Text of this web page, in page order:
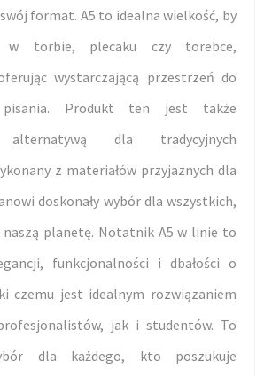
format. A5 to idealna wielkość, by
w torbie, plecaku czy torebce,
wystarczającą przestrzeń do
pisania. Produkt ten jest także
alternatywą dla tradycyjnych
z materiałów przyjaznych dla
doskonały wybór dla wszystkich,
planetę. Notatnik A5 w linie to
funkcjonalności i dbałości o
czemu jest idealnym rozwiązaniem
jak i studentów. To
dla każdego, kto poszukuje